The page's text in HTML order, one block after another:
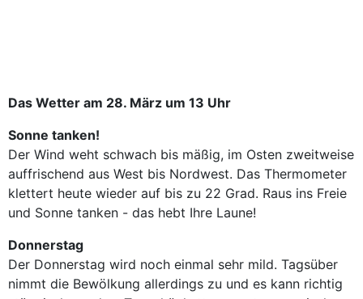
Das Wetter am 28. März um 13 Uhr
Sonne tanken!
Der Wind weht schwach bis mäßig, im Osten zweitweise
auffrischend aus West bis Nordwest. Das Thermometer
klettert heute wieder auf bis zu 22 Grad. Raus ins Freie
und Sonne tanken - das hebt Ihre Laune!
Donnerstag
Der Donnerstag wird noch einmal sehr mild. Tagsüber
nimmt die Bewölkung allerdings zu und es kann richtig